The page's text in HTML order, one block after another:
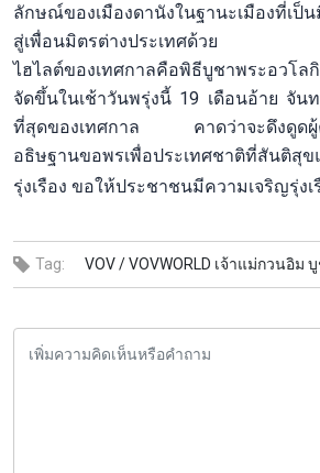
ลักษณ์ของเมืองดานังในฐานะเมืองที่เป็
สู่เพื่อนมิตรต่างประเทศด้วย
ไฮไลต์ของเทศกาลคือพิธีบูชาพระอวโล
จัดขึ้นในเช้าวันพรุ่งนี้ 19 เดือนอ้าย จั
ที่สุดของเทศกาล คาดว่าจะดึงดูดผู้
อธิษฐานขอพรเพื่อประเทศชาติที่สันติสุข
รุ่งเรือง ขอให้ประชาชนมีความเจริญรุ่ง
Tag: VOV /VOVWORLD เจ้าแม่กวนอิม